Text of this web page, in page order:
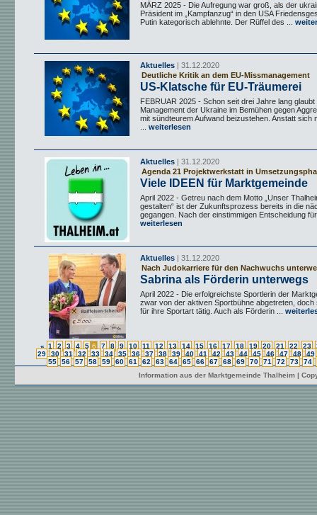
MÄRZ 2025 - Die Aufregung war groß, als der
Präsident im „Kampfanzug“ in den USA
Putin kategorisch ablehnte. Der Rüffel des ...
Aktuelles | 31.12.2020
Deutliche Kritik an dem EU-Missmanagement
US-Klatsche für EU-Träumerei
FEBRUAR 2025 - Schon seit drei Jahre lang
Management der Ukraine im Bemühen gegen
mit sündteurem Aufwand beizustehen. Anstatt sich
weiterlesen
Aktuelles | 31.12.2020
Agenda 21 Projektwerkstatt in
Viele IDEEN für Marktgemeinde
April 2022 - Getreu nach dem Motto „Unser
gestalten“ ist der Zukunftsprozess bereits in die
gegangen. Nach der einstimmigen Entscheidung
weiterlesen
Aktuelles | 31.12.2020
Nach Judokarriere für den Nachwuchs
Sabrina als Förderin unterwegs
April 2022 - Die erfolgreichste Sportlerin der
zwar von der aktiven Sportbühne abgetreten, doch
für ihre Sportart tätig. Auch als Förderin ...
« 1 2 3 4 5 6 7 8 9 10 11 12 13 14 15 16 17 18 19 20 21 22 23
29
30 31 32 33 34 35 36 37 38 39 40 41 42 43 44 45 46 47 48
49
55
56 57 58 59 60 61 62 63 64 65 66 67 68 69 70 71 72 73 74
Information aus der Marktgemeinde Thalheim |